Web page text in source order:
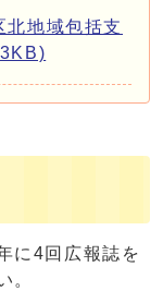
北地域包括支
に4回広報誌を
。